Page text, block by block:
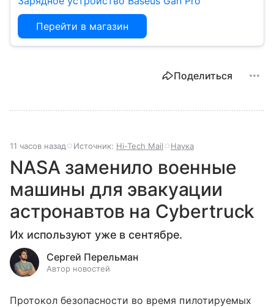
Перейти в магазин
Поделиться
11 часов назад Источник: Hi-Tech Mail Наука
NASA заменило военные
машины для эвакуации
астронавтов на Cybertruck
Их используют уже в сентябре.
Сергей Перельман
Автор новостей
Протокол безопасности во время пилотируемых